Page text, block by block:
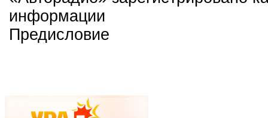
информации
Предисловие